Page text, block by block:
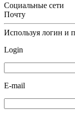
Социальные сети
Почту
Используя логин и
Login
E-mail